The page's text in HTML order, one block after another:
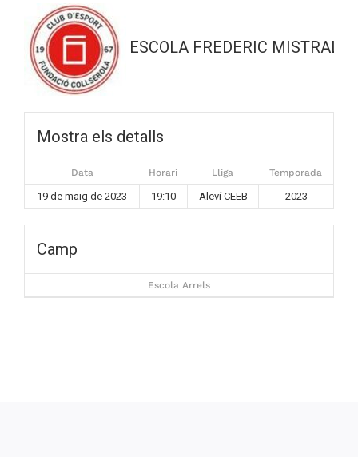
ESCOLA FREDERIC MISTRAL-
Mostra els detalls
Data Horari Lliga Temporada
19 de maig de 2023 19:10 Aleví CEEB 2023
Camp
Escola Arrels